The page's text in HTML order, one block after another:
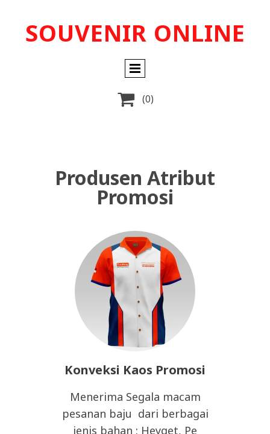
SOUVENIR ONLINE
 (0)
Produsen Atribut
Promosi
Konveksi Kaos Promosi
Menerima Segala macam
pesanan baju dari berbagai
jenis bahan : Heyget, Pe